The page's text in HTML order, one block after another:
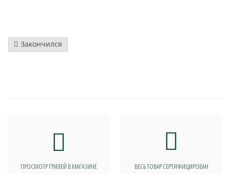
Закончился
ПРОСМОТР ГРИЛЕЙ В МАГАЗИНЕ ВЕСЬ ТОВАР СЕРТИФИЦИРОВАН